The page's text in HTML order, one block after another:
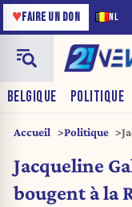
NL
♥FAIRE UN DON
BELGIQUE POLITIQUE
Accueil Politique
Jacqueline
bougent à la